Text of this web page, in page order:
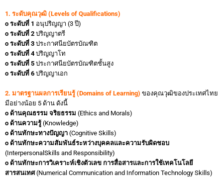
1. ระดับคุณวุฒิ (Levels of Qualifications)
o ระดับที่ 1 อนุปริญญา (3 ปี)
o ระดับที่ 2 ปริญญาตรี
o ระดับที่ 3 ประกาศนียบัตรบัณฑิต
o ระดับที่ 4ปริญญาโท
o ระดับที่ 5 ประกาศนียบัตรบัณฑิตชั้นสูง
o ระดับที่ 6 ปริญญาเอก
2. มาตรฐานผลการเรียนรู้ (Domains of Learning) ของคุณวุฒิของประเทศไทย
มีอย่างน้อย 5 ด้าน ดังนี้
o ด้านคุณธรรม จริยธรรม (Ethics and Morals)
o ด้านความรู้ (Knowledge)
o ด้านทักษะทางปัญญา (Cognitive Skills)
o ด้านทักษะความสัมพันธ์ระหว่างบุคคลและความรับผิดชอบ
(InterpersonalSkills and Responsibility)
o ด้านทักษะการวิเคราะห์เชิงตัวเลข การสื่อสารและการใช้เทคโนโลยี
สารสนเทศ(Numerical Communication and Information Technology Skills)